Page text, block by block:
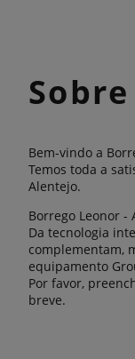
Bem-vindo a
Temos toda a
Alentejo.
Borrego Leonor
Da tecnologia
complementam,
equipamento
Por favor,
breve.